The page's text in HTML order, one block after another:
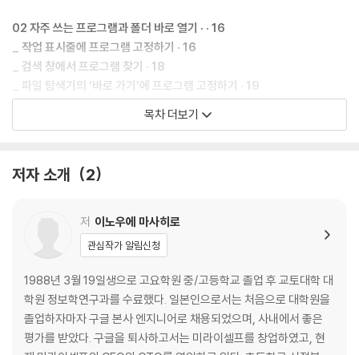
02 자주 쓰는 프로그램과 폴더 바로 열기 · · 16
_ 작업 표시줄에 프로그램 고정하기 · 16
_ 검색 창에서 프로그램 찾기 · 18
_ 파일 탐색기의 ‘바로 가기’에 프로그램 고정하기 · 19
03 최적화된 화면을 위한 불필요한 기능 없애기 · 21
_ 컴퓨터를 시작할 때 자동으로 실행되는 불필요한 프로그램 삭제하기 · 2
04 업무 집중을 위한 불필요한 알림 표시 없애기 · 26
_ 윈도우 알림 끄기 · 26
_ 프레젠테이션 중 알림 끄기 · 27
05 파일을 실행하는 연결 프로그램 지정하기 · 28
_ 파일 열기 프로그램 지정하기 · 28
목차 더보기
저자 소개 2
저 이노우에 마사히로
관심작가 알림신청
1988년 3월 19일생으로 고요학원 중/고등학교 졸업 후 교토대학 대
학원 정보학연구과를 수료했다. 일본인으로서는 처음으로 대학원을
졸업하자마자 구글 본사 엔지니어로 채용되었으며, 사내에서 좋은
평가를 받았다. 구글을 퇴사하고서는 미라이셀프를 창업하였고, 현